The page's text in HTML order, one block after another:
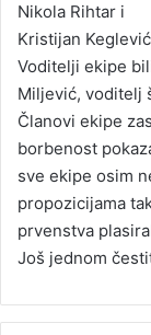
Nikola Rihtar i
Kristijan
Voditelji ekipe
Miljević, voditelj
Članovi ekipe
borbenost
sve ekipe osim
propozicijama
prvenstva
Još jednom